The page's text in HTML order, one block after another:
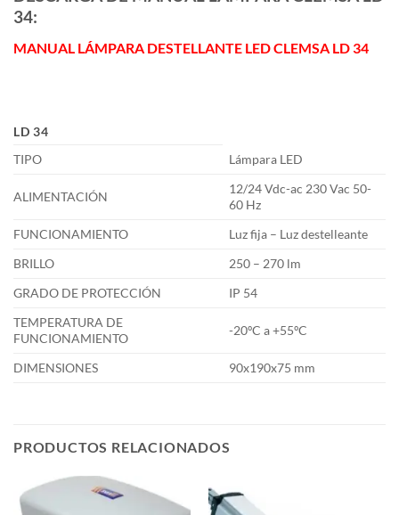
34:
MANUAL LÁMPARA DESTELLANTE LED CLEMSA LD 34
LD 34
TIPO
Lámpara LED
ALIMENTACIÓN
12/24 Vdc-ac 230 Vac 50-
60 Hz
FUNCIONAMIENTO
Luz fija – Luz destelleante
BRILLO
250 – 270 lm
GRADO DE PROTECCIÓN
IP 54
TEMPERATURA DE
FUNCIONAMIENTO
-20ºC a +55ºC
DIMENSIONES 90x190x75 mm
PRODUCTOS RELACIONADOS